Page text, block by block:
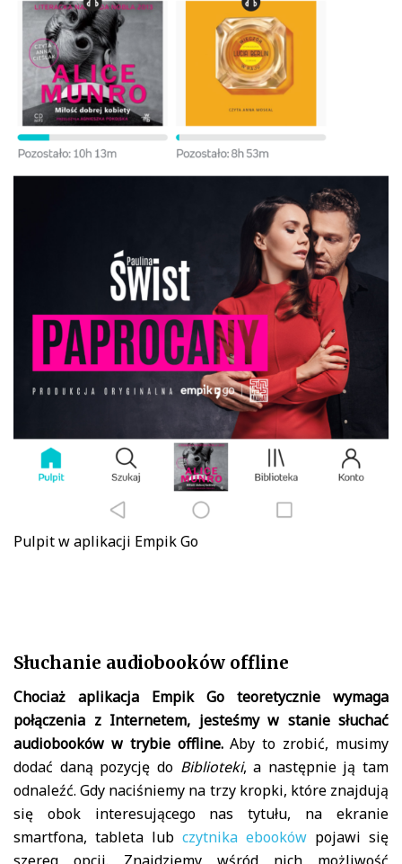
Pulpit w aplikacji Empik Go
Słuchanie audiobooków offline
Chociaż aplikacja Empik Go teoretycznie wymaga
połączenia z Internetem, jesteśmy w stanie słuchać
audiobooków w trybie offline.Aby to zrobić, musimy
dodać daną pozycję do Biblioteki, a następnie ją tam
odnaleźć. Gdy naciśniemy na trzy kropki, które znajdują
się obok interesującego nas tytułu, na ekranie
smartfona, tableta lub czytnika ebooków pojawi się